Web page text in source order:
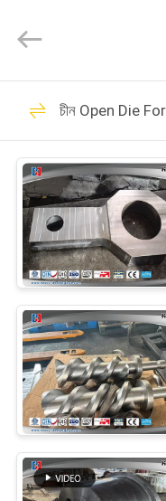
পণ্য
ভিডিও
আমাদের
সম্পর্কে
কারখানা
ভ্রমণ
মান
নিয়ন্ত্রণ
ENERGY
EQUIPMENT
Rights
Heavy
Axle
চীন Open Die